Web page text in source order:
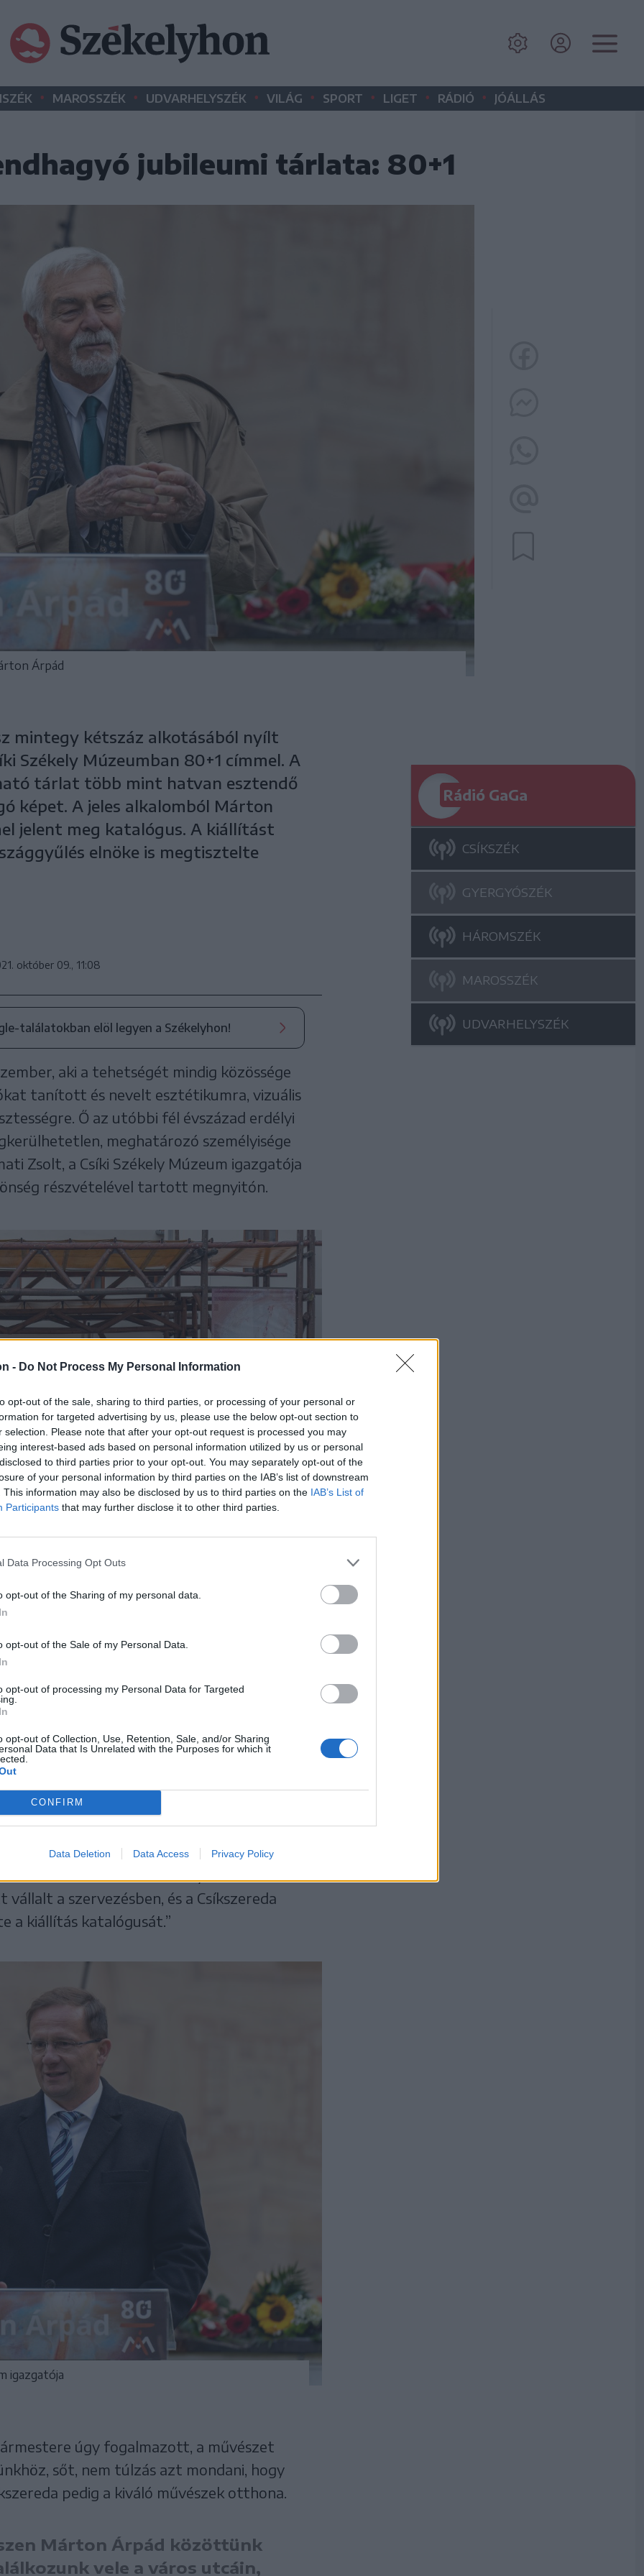
- Do Not Process My Personal Information
opt-out of the sale, sharing to third parties, or processing of your personal or
for targeted advertising by us, please use the below opt-out section to
selection. Please note that after your opt-out request is processed you may
interest-based ads based on personal information utilized by us or personal
to third parties prior to your opt-out. You may separately opt-out of the
of your personal information by third parties on the IAB’s list of downstream
This information may also be disclosed by us to third parties on the IAB’s List of
Participants that may further disclose it to other third parties.
Data Processing Opt Outs
opt-out of the Sharing of my personal data.
opt-out of the Sale of my Personal Data.
opt-out of processing my Personal Data for Targeted
opt-out of Collection, Use, Retention, Sale, and/or Sharing
Data that Is Unrelated with the Purposes for which it
CONFIRM
Data Deletion Data Access Privacy Policy
• MAROSSZÉK • UDVARHELYSZÉK • VILÁG • SPORT • LIGET • RÁDIÓ • JÓÁLLÁS
jubileumi tárlata: 80+1
Árpád
mintegy kétszáz alkotásából nyílt
Székely Múzeumban 80+1 címmel. A
tárlat több mint hatvan esztendő
képet. A jeles alkalomból Márton
jelent meg katalógus. A kiállítást
elnöke is megtisztelte
október 09., 11:08
találatokban elöl legyen a Székelyhon!
aki a tehetségét mindig közössége
tanított és nevelt esztétikumra, vizuális
Ő az utóbbi fél évszázad erdélyi
meghatározó személyisége
Zsolt, a Csíki Székely Múzeum igazgatója
részvételével tartott megnyitón.
udvarán tartott megnyitóra
több mint két évvel ezelőtt kezdtük el
miatt halasztani kényszerültünk,
akik tehetjük, hogy köszöntsük
Árpi bácsit, Marcit, tanár urat – ki
adatik meg egy város életében, hogy
tisztelegjen, és életművének
egy időben tekinthesse meg.
kiemelt rendezvényének
a szervezésben, és a Csíkszereda
a kiállítás katalógusát.”
igazgatója
úgy fogalmazott, a művészet
sőt, nem túlzás azt mondani, hogy
pedig a kiváló művészek otthona.
Márton Árpád közöttünk
vele a város utcáin,
Rádió GaGa
CSÍKSZÉK
GYERGYÓSZÉK
HÁROMSZÉK
MAROSSZÉK
UDVARHELYSZÉK